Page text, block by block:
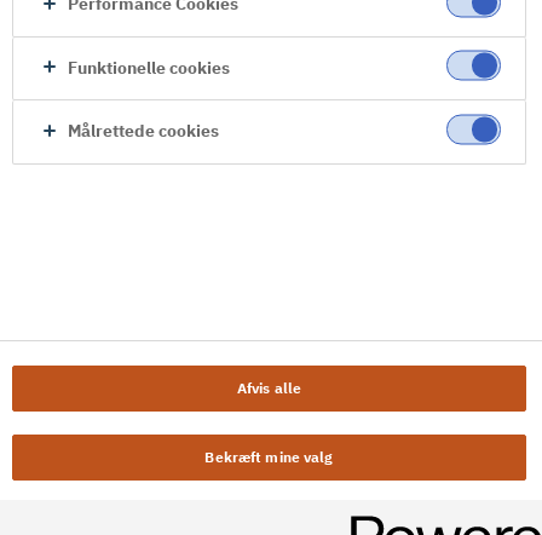
Funktionelle cookies
Målrettede cookies
Afvis alle
Bekræft mine valg